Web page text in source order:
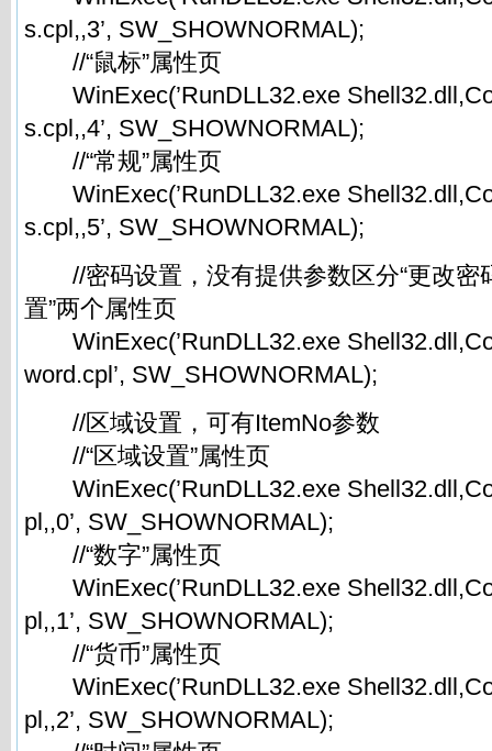
s.cpl,,3’, SW_SHOWNORMAL);
//“鼠标”属性页
WinExec(’RunDLL32.exe
s.cpl,,4’, SW_SHOWNORMAL);
//“常规”属性页
WinExec(’RunDLL32.exe
s.cpl,,5’, SW_SHOWNORMAL);
//密码设置，没有提供参数区分“更改密
置”两个属性页
WinExec(’RunDLL32.exe
word.cpl’, SW_SHOWNORMAL);
//区域设置，可有ItemNo参数
//“区域设置”属性页
WinExec(’RunDLL32.exe
pl,,0’, SW_SHOWNORMAL);
//“数字”属性页
WinExec(’RunDLL32.exe
pl,,1’, SW_SHOWNORMAL);
//“货币”属性页
WinExec(’RunDLL32.exe
pl,,2’, SW_SHOWNORMAL);